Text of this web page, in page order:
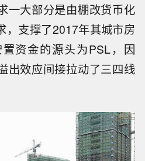
一大部分是由棚改货币化
，支撑了2017年其城市房
资金的源头为PSL，因
出效应间接拉动了三四线